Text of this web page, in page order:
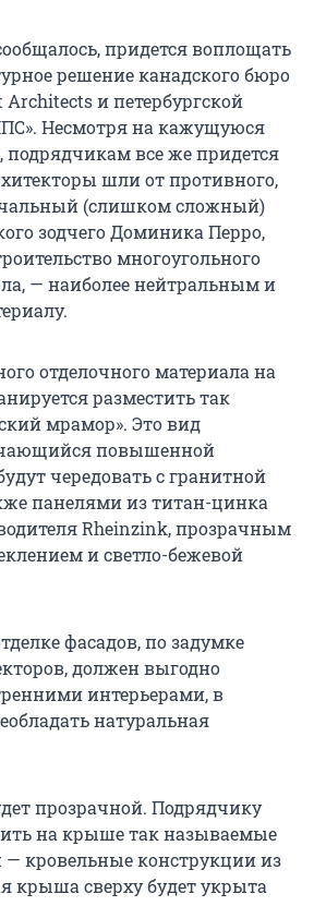
придется воплощать
решение канадского бюро
и петербургской
Несмотря на кажущуюся
подрядчикам все же придется
шли от противного,
(слишком сложный)
зодчего Доминика Перро,
многоугольного
— наиболее нейтральным и
отделочного материала на
разместить так
мрамор». Это вид
повышенной
чередовать с гранитной
панелями из титан-цинка
Rheinzink, прозрачным
и светло-бежевой
фасадов, по задумке
должен выгодно
интерьерами, в
натуральная
прозрачной. Подрядчику
на крыше так называемые
кровельные конструкции из
крыша сверху будет укрыта